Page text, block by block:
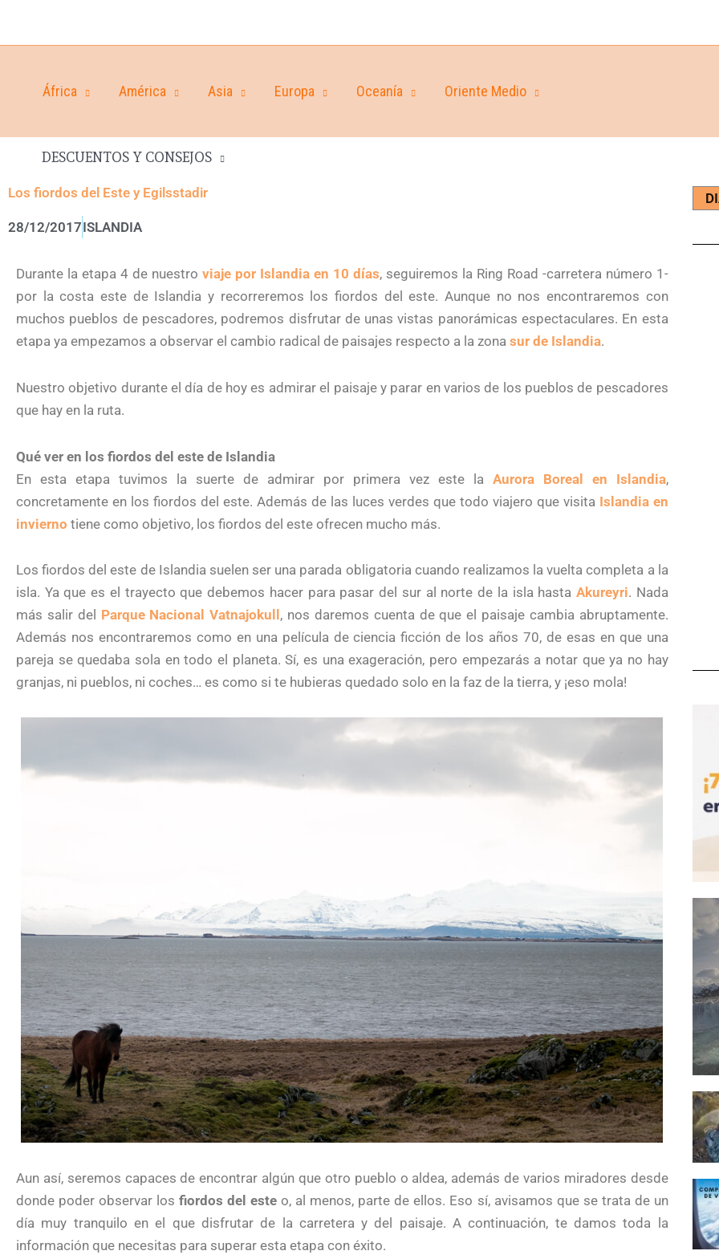
África América Asia Europa Oceanía Oriente Medio
DESCUENTOS Y CONSEJOS
Los fiordos del Este y Egilsstadir
28/12/2017ISLANDIA
Durante la etapa 4 de nuestro viaje por Islandia en 10 días, seguiremos la Ring Road -carretera número 1-
por la costa este de Islandia y recorreremos los fiordos del este. Aunque no nos encontraremos con
muchos pueblos de pescadores, podremos disfrutar de unas vistas panorámicas espectaculares. En esta
etapa ya empezamos a observar el cambio radical de paisajes respecto a la zona sur de Islandia.
Nuestro objetivo durante el día de hoy es admirar el paisaje y parar en varios de los pueblos de pescadores
que hay en la ruta.
Qué ver en los fiordos del este de Islandia
En esta etapa tuvimos la suerte de admirar por primera vez este la Aurora Boreal en Islandia,
concretamente en los fiordos del este. Además de las luces verdes que todo viajero que visita Islandia en
invierno tiene como objetivo, los fiordos del este ofrecen mucho más.
Los fiordos del este de Islandia suelen ser una parada obligatoria cuando realizamos la vuelta completa a la
isla. Ya que es el trayecto que debemos hacer para pasar del sur al norte de la isla hasta Akureyri. Nada
más salir del Parque Nacional Vatnajokull , nos daremos cuenta de que el paisaje cambia abruptamente.
Además nos encontraremos como en una película de ciencia ficción de los años 70, de esas en que una
pareja se quedaba sola en todo el planeta. Sí, es una exageración, pero empezarás a notar que ya no hay
granjas, ni pueblos, ni coches… es como si te hubieras quedado solo en la faz de la tierra, y ¡eso mola!
Aun así, seremos capaces de encontrar algún que otro pueblo o aldea, además de varios miradores desde
donde poder observar losfiordos del este o, al menos, parte de ellos. Eso sí, avisamos que se trata de un
día muy tranquilo en el que disfrutar de la carretera y del paisaje. A continuación, te damos toda la
información que necesitas para superar esta etapa con éxito.